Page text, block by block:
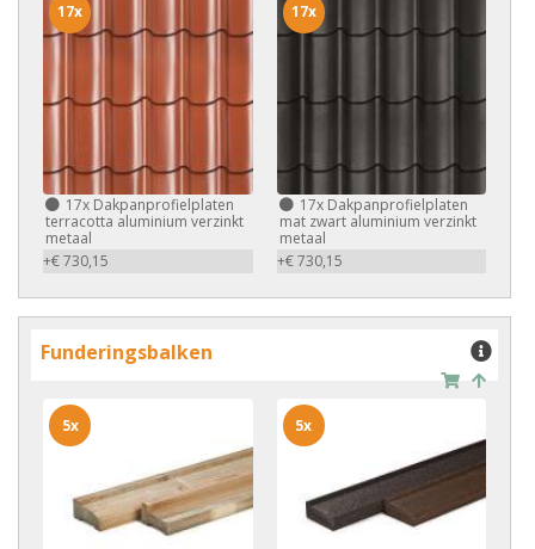
17x Dakpanprofielplaten
terracotta aluminium verzinkt
metaal
+€ 730,15
17x
17xDakpanprofielplaten
mat zwart aluminium verzinkt
metaal
+€ 730,15
17x
Funderingsbalken
5x 5x